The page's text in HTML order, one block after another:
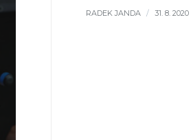
RADEK JANDA / 31. 8. 2020